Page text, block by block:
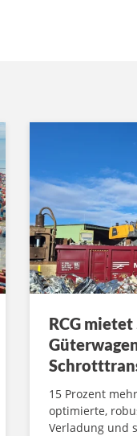
RCG
15 Prozent
optimierte,
Verladung und